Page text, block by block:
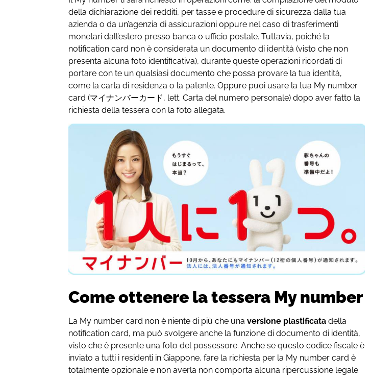
della dichiarazione dei redditi, per tasse e procedure di sicurezza dalla tua
azienda o da un’agenzia di assicurazioni oppure nel caso di trasferimenti
monetari dall’estero presso banca o ufficio postale. Tuttavia, poiché la
notification card non è considerata un documento di identità (visto che non
presenta alcuna foto identificativa), durante queste operazioni ricordati di
portare con te un qualsiasi documento che possa provare la tua identità,
come la carta di residenza o la patente. Oppure puoi usare la tua My number
card (マイナンバーカード, lett. Carta del numero personale) dopo aver fatto la
richiesta della tessera con la foto allegata.
Come ottenere la tessera My number
La My number card non è niente di più che unaversione plastificata della
notification card, ma può svolgere anche la funzione di documento di identità,
visto che è presente una foto del possessore. Anche se questo codice fiscale è
inviato a tutti i residenti in Giappone, fare la richiesta per la My number card è
totalmente opzionale e non averla non comporta alcuna ripercussione legale.